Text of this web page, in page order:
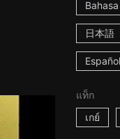
日本語
Español
แท็ก
เกย์